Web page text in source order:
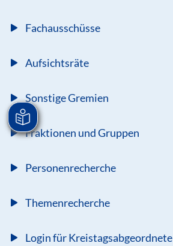
Fachausschüsse
Aufsichtsräte
Sonstige Gremien
Fraktionen und Gruppen
Personenrecherche
Themenrecherche
Login für Kreistagsabgeordnete